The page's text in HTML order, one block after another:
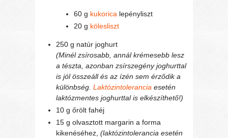
60 g kukorica lepényliszt
20 g kölesliszt
250 g natúr joghurt
(Minél zsírosabb, annál krémesebb lesz
a tészta, azonban zsírszegény joghurttal
is jól összeáll és az ízén sem érződik a
különbség.Laktózintolerancia esetén
laktózmentes joghurttal is elkészíthető!)
10 g őrölt fahéj
15 g olvasztott margarin a forma
kikenéséhez, (laktózintolerancia esetén